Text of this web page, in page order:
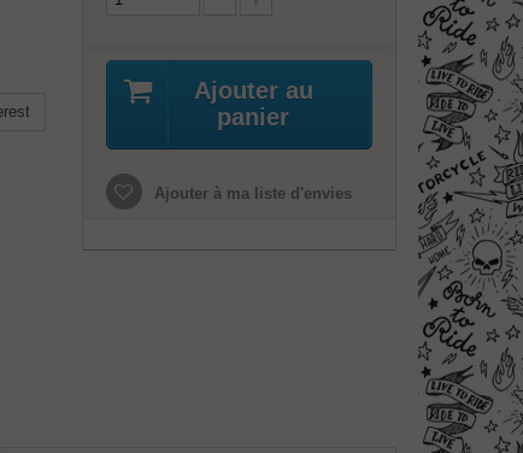
Ajouter au
panier
Ajouter à ma liste d'envies